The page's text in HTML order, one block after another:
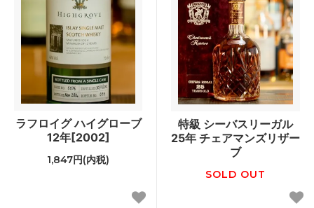
ラフロイグ ハイグローブ
12年[2002]
1,847円(内税)
特級 シーバスリーガル
25年 チェアマンズリザー
ブ
SOLD OUT